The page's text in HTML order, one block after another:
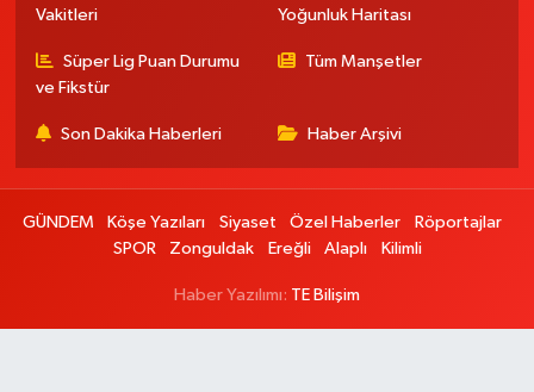
Vakitleri
Yoğunluk Haritası
Süper Lig Puan Durumu
ve Fikstür
Tüm Manşetler
Son Dakika Haberleri Haber Arşivi
GÜNDEM Köşe Yazıları Siyaset Özel Haberler
Röportajlar
SPOR
Zonguldak Ereğli Alaplı Kilimli
Haber Yazılımı: TE Bilişim